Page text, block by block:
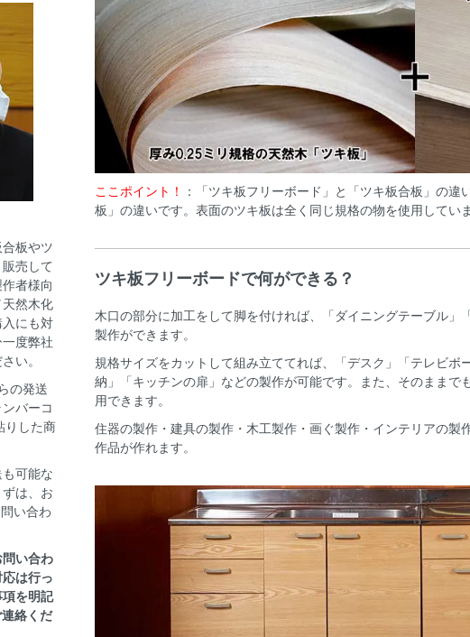
ここポイント！
：「ツキ板フリーボード」と「ツキ板合板」の
板」の違いです。表面のツキ板は全く同じ規格の物を使用していま
ツキ板フリーボードで何ができる？
木口の部分に加工をして脚を付ければ、「ダイニングテーブル」
製作ができます。
規格サイズをカットして組み立ててれば、「デスク」「テレビボ
納」「キッチンの扉」などの製作が可能です。また、そのままで
用できます。
住器の製作・建具の製作・木工製作・画ぐ製作・インテリアの製
作品が作れます。
板やツ
売して
者様向
然木化
にも対
度弊社
い。
の発送
バーコ
りした商
可能な
は、お
い合わ
い合わ
は行っ
を明記
絡くだ